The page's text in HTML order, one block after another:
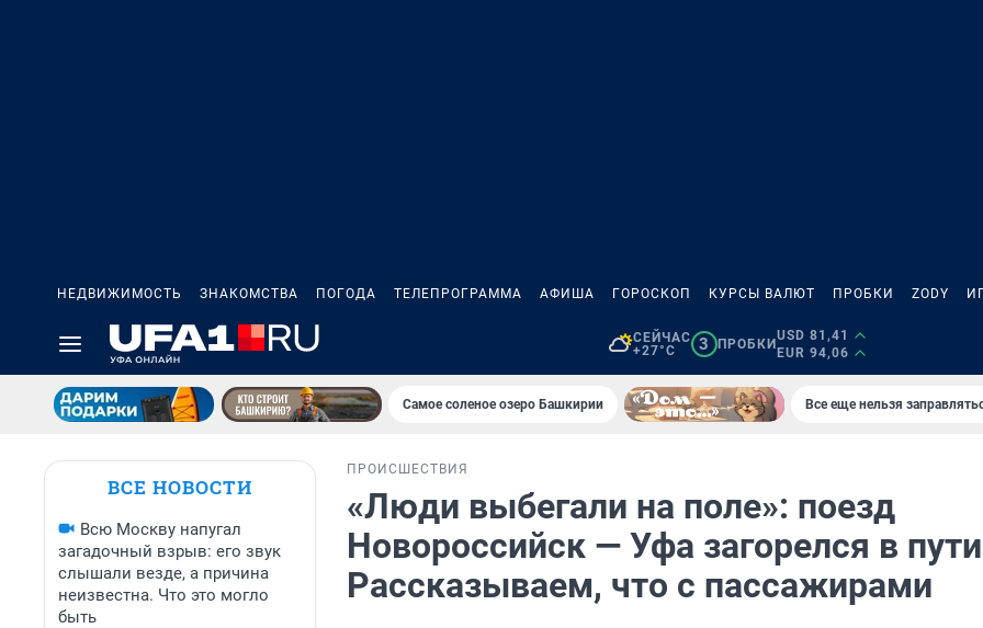
НЕДВИЖИМОСТЬ ЗНАКОМСТВА ПОГОДА ТЕЛЕПРОГРАММА АФИША ГОРОСКОП КУРСЫ ВАЛЮТ ПРОБКИ ZODY
СЕЙЧАС
+27°C
3 ПРОБКИ
USD 81,41
EUR 94,06
Самое соленое озеро Башкирии Все еще нельзя
ВСЕ НОВОСТИ
Всю Москву напугал
загадочный взрыв: его звук
слышали везде, а причина
неизвестна. Что это могло
быть
ПРОИСШЕСТВИЯ
«Люди выбегали на поле»: поезд
Новороссийск — Уфа загорелся в
Рассказываем, что с пассажирами